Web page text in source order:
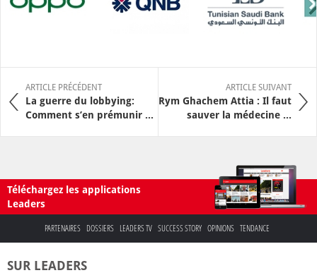
ARTICLE PRÉCÉDENT
La guerre du lobbying:
Comment s’en prémunir ...
ARTICLE SUIVANT
Rym Ghachem Attia : Il faut
sauver la médecine ...
Téléchargez les applications
Leaders
PARTENAIRES DOSSIERS LEADERS TV SUCCESS STORY OPINIONS TENDANCE
SUR LEADERS